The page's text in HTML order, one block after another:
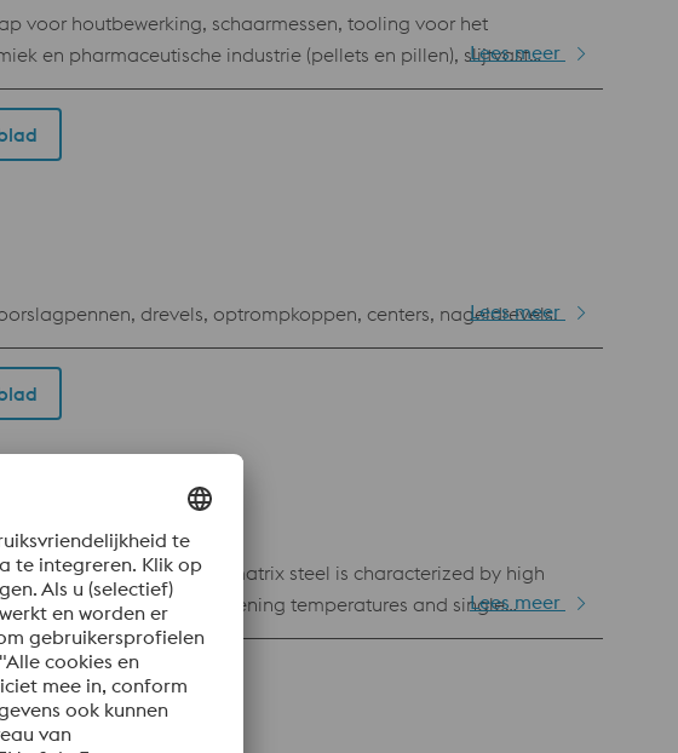
voor houtbewerking, schaarmessen, tooling voor het
en pharmaceutische industrie (pellets en pillen), slijtvast
Lees meer
drevels, optrompkoppen, centers, nageldrevels.
Lees meer
concept. This classic matrix steel is characterized by high
treatment with low hardening temperatures and single
of embossing tools.
Lees meer